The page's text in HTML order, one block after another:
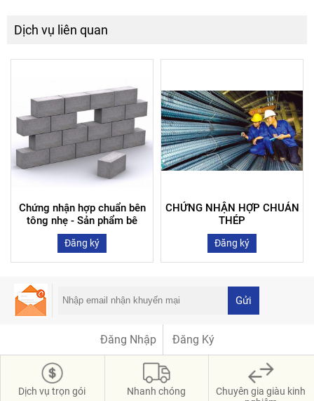
Dịch vụ liên quan
Chứng nhận hợp chuẩn bên
tông nhẹ - Sản phẩm bê
tông bọt và Bê tông khí
không chưng áp phù hợp
Đăng ký
CHỨNG NHẬN HỢP CHUẢN
THÉP
Đăng ký
Gửi
Đăng Nhập Đăng Ký
Dịch vụ trọn gói Nhanh chóng
Chuyên gia giàu kinh